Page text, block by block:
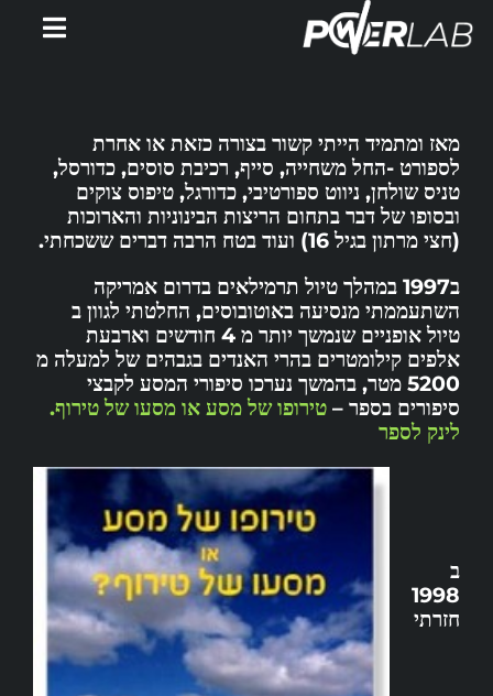
Skip
אימוני PowerWatts
אלעד פלטין
המלצות
סירטונים
שרותים
מרכזי הפעילות
מאז ומתמיד הייתי קשור בצורה כזאת או אחרת
לספורט -החל משחייה, סייף, רכיבת סוסים, כדורסל,
טניס שולחן, ניווט ספורטיבי, כדורגל, טיפוס צוקים
ובסופו של דבר בתחום הריצות הבינוניות והארוכות
(חצי מרתון בגיל 16) ועוד בטח הרבה דברים ששכחתי.
ב1997 במהלך טיול תרמילאים בדרום אמריקה
השתעממתי מנסיעה באוטובוסים, החלטתי לגוון ב
טיול אופניים שנמשך יותר מ 4 חודשים וארבעת
אלפים קילומטרים בהרי האנדים בגבהים של למעלה מ
5200 מטר, בהמשך נערכו סיפורי המסע לקבצי
סיפורים בספר – טירופו של מסע או מסעו של טירוף.
לינק לספר
ב
1998
חזרתי